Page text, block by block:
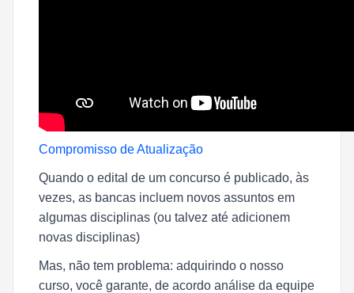
Compromisso de Atualização
Quando o edital de um concurso é publicado, às
vezes, as bancas incluem novos assuntos em
algumas disciplinas (ou talvez até adicionem
novas disciplinas)
Mas, não tem problema: adquirindo o nosso
curso, você garante, de acordo análise da equipe